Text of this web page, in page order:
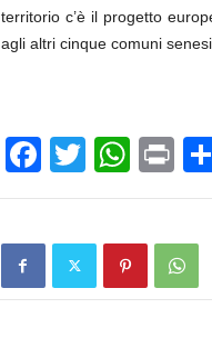
territorio c’è il progetto
agli altri cinque comuni
F
a
b
T
wi
W
h
s
A
Pr
in